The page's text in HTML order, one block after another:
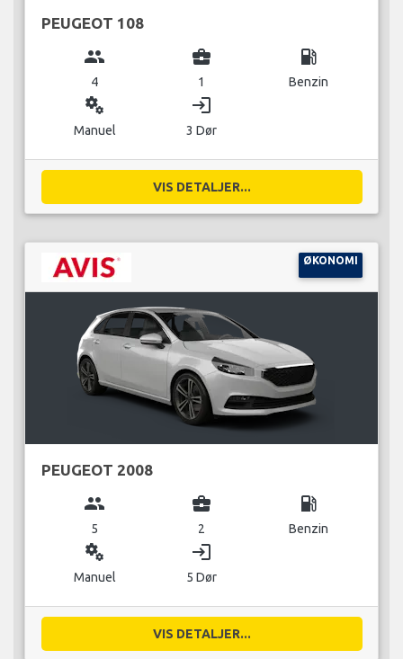
PEUGEOT 108
group
4
business_center
1
local_gas_station
Benzin
miscellaneous_services
Manuel
login
3 Dør
VIS DETALJER...
ØKONOMI
PEUGEOT 2008
group
5
business_center
2
local_gas_station
Benzin
miscellaneous_services
Manuel
login
5 Dør
VIS DETALJER...